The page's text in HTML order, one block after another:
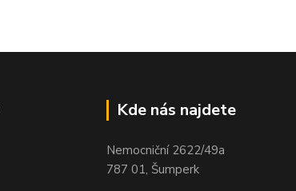
Kde nás najdete
Nemocniční 2622/49a
787 01, Šumperk